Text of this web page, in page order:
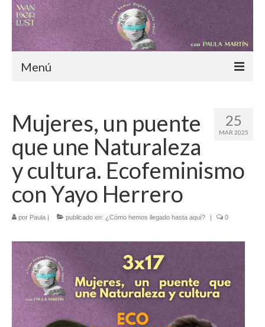
Menú
Blog
¿Cómo hemos llegado hasta aquí?
Moda consciente
Alimentación sostenible
Nómadas digitales
Especiales
Sobre mí
Contacto
25
MAR 2025
Mujeres, un puente
que une Naturaleza
y cultura. Ecofeminismo
con Yayo Herrero
por Paula publicado en: ¿Cómo hemos llegado hasta aquí? 0